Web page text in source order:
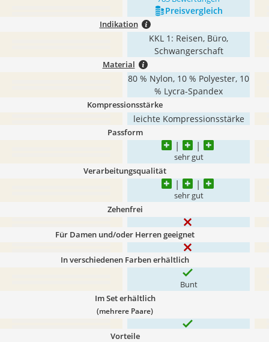
Preis­vergleich
Indikation
KKL 1: Reisen, Büro,
Schwangerschaft
Material
80 % Nylon, 10 % Polyester, 10
% Lycra-Spandex
Kompressionsstärke
leichte Kompressionsstärke
Passform
sehr gut
Verarbeitungsqualität
sehr gut
Zehenfrei
Für Damen und/oder Herren geeignet
In verschiedenen Farben erhältlich
Bunt
Im Set erhältlich
(mehrere Paare)
Vorteile